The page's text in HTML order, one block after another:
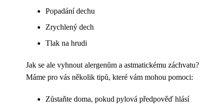
Popadání dechu
Zrychlený dech
Tlak na hrudi
Jak se ale vyhnout alergenům a astmatickému záchvatu?
Máme pro vás několik tipů, které vám mohou pomoci:
Zůstaňte doma, pokud pylová předpověď hlásí